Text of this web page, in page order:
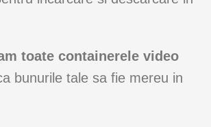
toate containerele video
bunurile tale sa fie mereu in